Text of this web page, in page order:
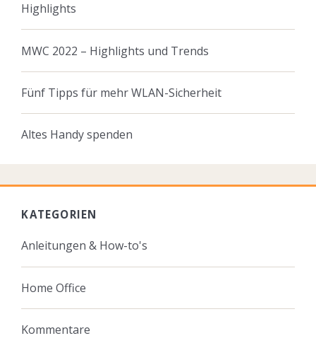
Highlights
MWC 2022 – Highlights und Trends
Fünf Tipps für mehr WLAN-Sicherheit
Altes Handy spenden
KATEGORIEN
Anleitungen & How-to's
Home Office
Kommentare